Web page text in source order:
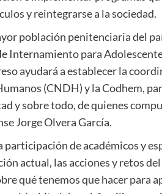
y reintegrarse a la sociedad.
población penitenciaria del
Internamiento para
ayudará a establecer la
(CNDH) y la Codhem,
y sobre todo, de quienes
Jorge Olvera García.
participación de académicos y
actual, las acciones y retos
qué tenemos que hacer para